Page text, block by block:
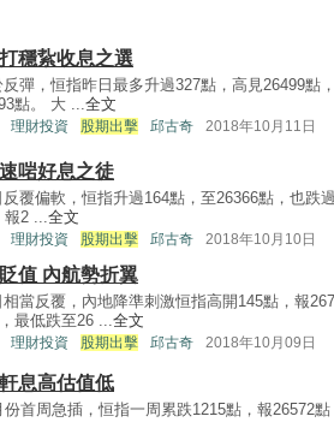
穩紥收息之選
反彈，恒指昨日最多升過327點，高見26499點
點。 大 ... 全文
理財投資 股期出擊 邱古奇 2018年10月11日
啱好息之徒
反覆偏軟，恒指升過164點，至26366點，也跌
報2 ...全文
理財投資 股期出擊 邱古奇 2018年10月10日
值 內航勢折翼
相當反覆，內地降準刺激恒指高開145點，報
最低跌至26 ...全文
理財投資 股期出擊 邱古奇 2018年10月09日
息高估值低
份首周急插，恒指一周累跌1215點，報26572